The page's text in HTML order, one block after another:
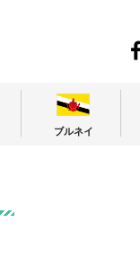
ブルネイ